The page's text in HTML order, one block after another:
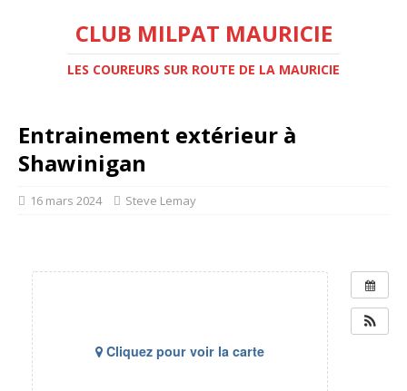
CLUB MILPAT MAURICIE
LES COUREURS SUR ROUTE DE LA MAURICIE
Entrainement extérieur à
Shawinigan
16 mars 2024 Steve Lemay
Cliquez pour voir la carte